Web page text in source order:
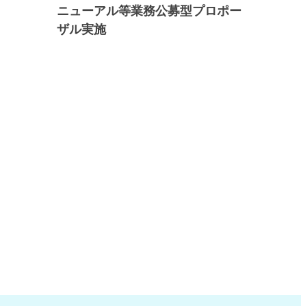
ニューアル等業務公募型プロポー
ザル実施